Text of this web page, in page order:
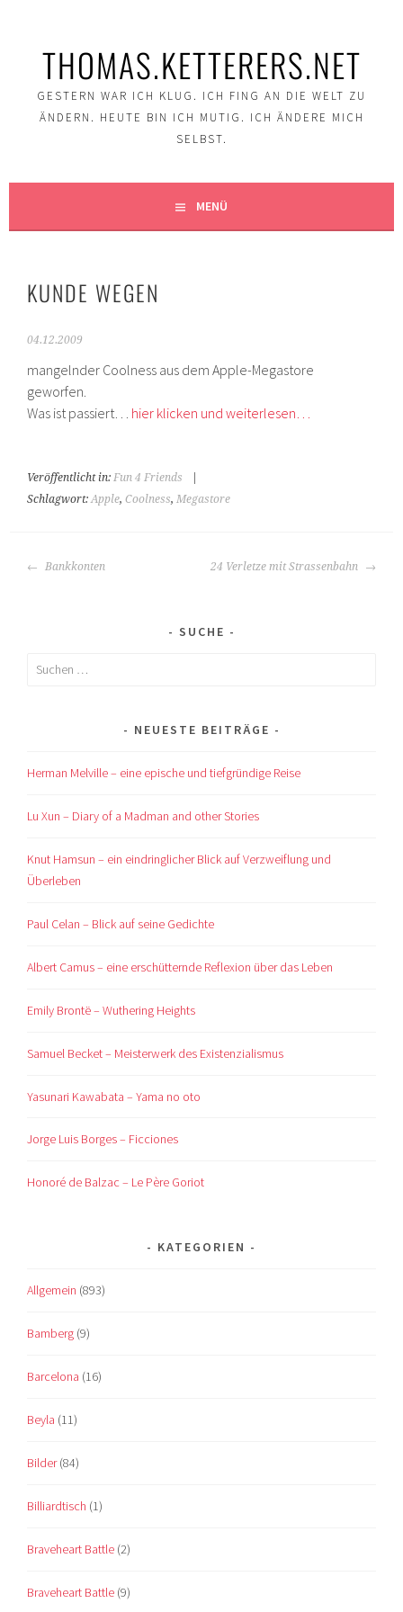
THOMAS.KETTERERS.NET
GESTERN WAR ICH KLUG. ICH FING AN DIE WELT ZU
ÄNDERN. HEUTE BIN ICH MUTIG. ICH ÄNDERE MICH
SELBST.
MENÜ
KUNDE WEGEN
04.12.2009
mangelnder Coolness aus dem Apple-Megastore
geworfen.
Was ist passiert… hier klicken und weiterlesen…
Veröffentlicht in:Fun 4 Friends
Schlagwort:Apple,Coolness,Megastore
BEITRAGS-
Bankkonten 24 Verletze mit Strassenbahn
SUCHE
Suchen
NEUESTE BEITRÄGE
Herman Melville – eine epische und tiefgründige Reise
Lu Xun – Diary of a Madman and other Stories
Knut Hamsun – ein eindringlicher Blick auf Verzweiflung und
Überleben
Paul Celan – Blick auf seine Gedichte
Albert Camus – eine erschütternde Reflexion über das Leben
Emily Brontë – Wuthering Heights
Samuel Becket – Meisterwerk des Existenzialismus
Yasunari Kawabata – Yama no oto
Jorge Luis Borges – Ficciones
Honoré de Balzac – Le Père Goriot
KATEGORIEN
Allgemein (893)
Bamberg (9)
Barcelona (16)
Beyla (11)
Bilder(84)
Billiardtisch (1)
Braveheart Battle (2)
Braveheart Battle (9)